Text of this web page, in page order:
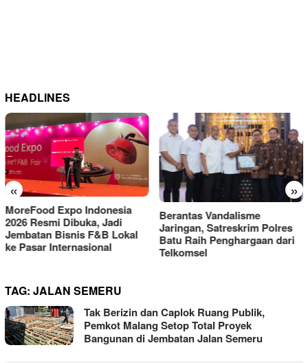
HEADLINES
« »
Berantas Vandalisme
Jaringan, Satreskrim Polres
Batu Raih Penghargaan dari
Telkomsel
RM OG Alami Kenaikan
Omset di Porprov IX Jatim
2025
TAG: JALAN SEMERU
Tak Berizin dan Caplok Ruang Publik,
Pemkot Malang Setop Total Proyek
Bangunan di Jembatan Jalan Semeru